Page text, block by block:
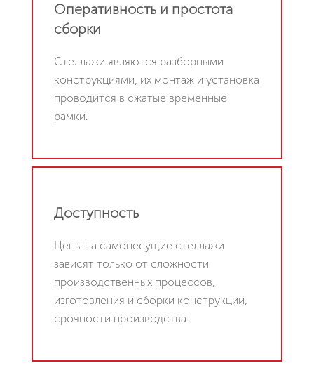
Оперативность и простота
сборки
Стеллажи являются разборными
конструкциями, их монтаж и установка
проводится в сжатые временные
рамки.
Доступность
Цены на самонесущие стеллажи
зависят только от сложности
производственных процессов,
изготовления и сборки конструкции,
срочности производства.